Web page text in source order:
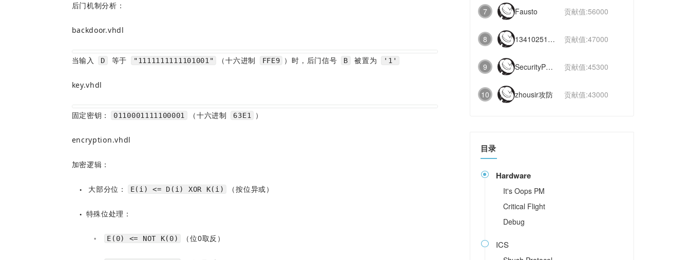
后门机制分析：
backdoor.vhdl
当输入 D 等于 "1111111111101001" （十六进制 FFE9 ）时，后门信号 B 被置为 '1'
key.vhdl
固定密钥： 0110001111100001 （十六进制 63E1 ）
encryption.vhdl
加密逻辑：
● 大部分位： E(i) <= D(i) XOR K(i) （按位异或）
● 特殊位处理：
○ E(0) <= NOT K(0) （位0取反）
7 Fausto 贡献值:56000
8 1341025112991831 贡献值:47000
9 SecurityPaper 贡献值:45300
10 zhousir攻防 贡献值:43000
目录
 Hardware
It's Oops PM
Critical Flight
Debug
 ICS